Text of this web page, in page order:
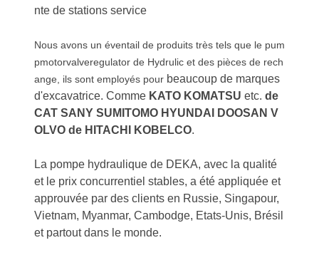
nte de stations service
Nous avons un éventail de produits très tels que le pum
pmotorvalveregulator de Hydrulic et des pièces de rech
ange, ils sont employés pour beaucoup de marques
d'excavatrice. Comme KATO KOMATSU etc. de
CAT SANY SUMITOMO HYUNDAI DOOSAN V
OLVO de HITACHI KOBELCO.
La pompe hydraulique de DEKA, avec la qualité
et le prix concurrentiel stables, a été appliquée et
approuvée par des clients en Russie, Singapour,
Vietnam, Myanmar, Cambodge, Etats-Unis, Brésil
et partout dans le monde.